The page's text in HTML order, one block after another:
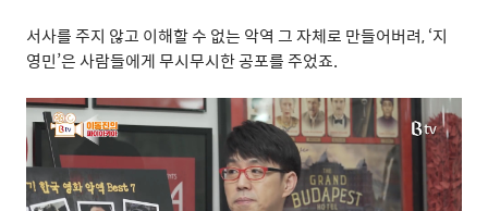
서사를 주지 않고 이해할 수 없는 악역 그 자체로 만들어버려, ‘지
영민’은 사람들에게 무시무시한 공포를 주었죠.